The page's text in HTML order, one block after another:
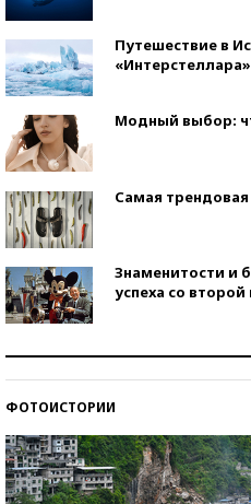
Путешествие в
«Интерстеллара»
Модный выбор:
Самая трендовая
Знаменитости и
успеха со
ФОТОИСТОРИИ